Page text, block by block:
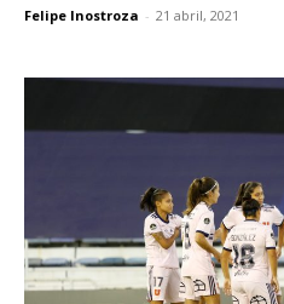
Felipe Inostroza - 21 abril, 2021